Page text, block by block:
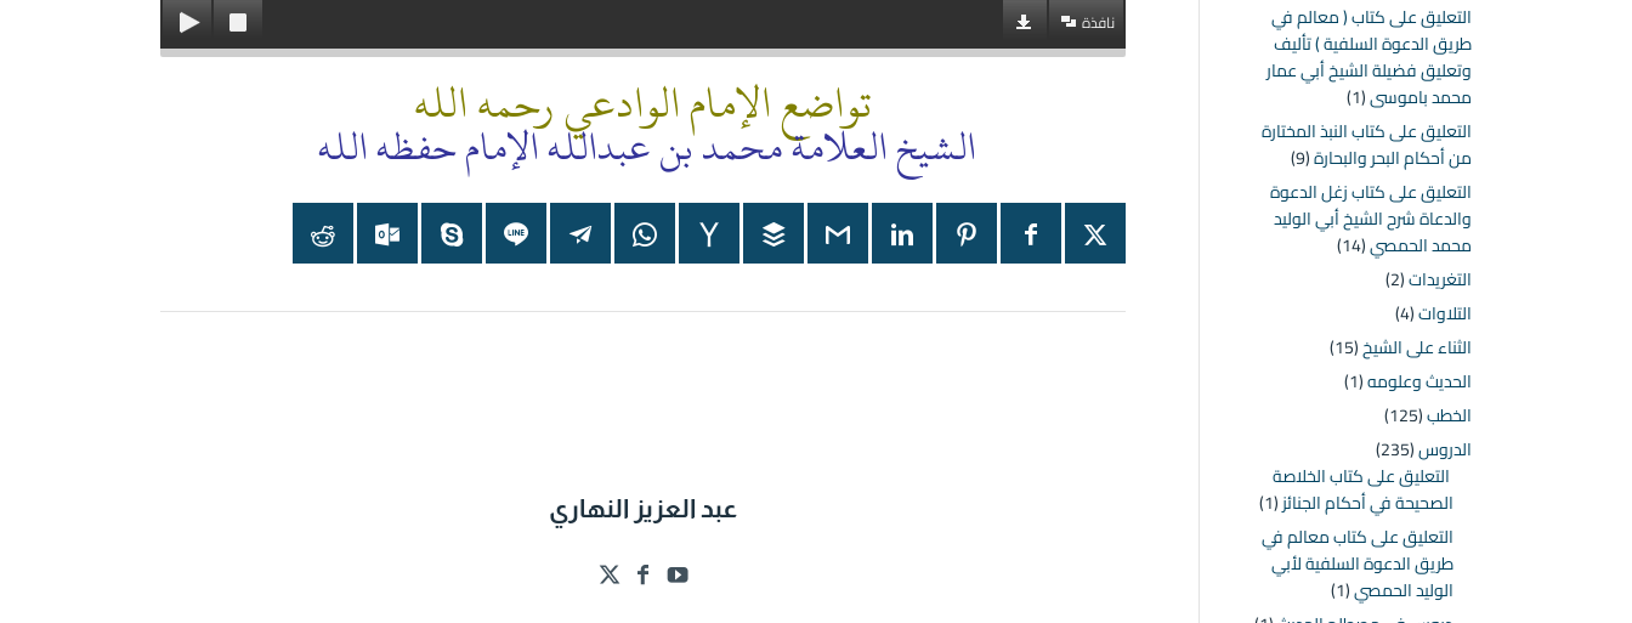
نافذة
تواضع الإمام الوادعي رحمه الله
الشيخ العلامة محمد بن عبدالله الإمام حفظه الله
عبد العزيز النهاري
التعليق على كتاب ( معالم في
طريق الدعوة السلفية ) تأليف
وتعليق فضيلة الشيخ أبي عمار
محمد باموسى(1)
التعليق على كتاب النبذ المختارة
من أحكام البحر والبحارة(9)
التعليق على كتاب زغل الدعوة
والدعاة شرح الشيخ أبي الوليد
محمد الحمصي(14)
التغريدات(2)
التلاوات(4)
الثناء على الشيخ(15)
الحديث وعلومه(1)
الخطب(125)
الدروس(235)
التعليق على كتاب الخلاصة
الصحيحة في أحكام الجنائز(1)
التعليق على كتاب معالم في
طريق الدعوة السلفية لأبي
الوليد الحمصي(1)